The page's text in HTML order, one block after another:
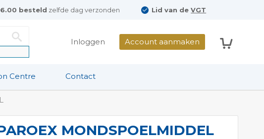
besteld zelfde dag verzonden Lid van deVGT
Inloggen Account aanmaken
Centre Contact
MONDSPOELMIDDEL